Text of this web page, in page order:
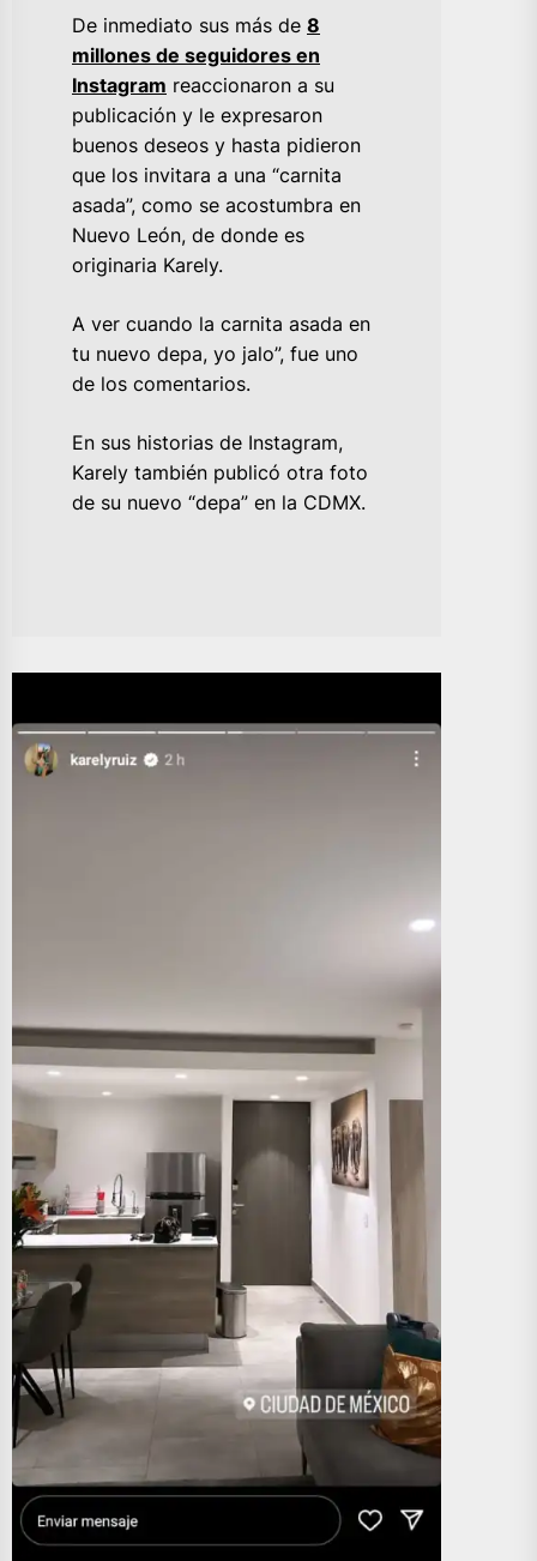
De inmediato sus más de 8
millones de seguidores en
Instagram reaccionaron a su
publicación y le expresaron
buenos deseos y hasta pidieron
que los invitara a una “carnita
asada”, como se acostumbra en
Nuevo León, de donde es
originaria Karely.
A ver cuando la carnita asada en
tu nuevo depa, yo jalo”, fue uno
de los comentarios.
En sus historias de Instagram,
Karely también publicó otra foto
de su nuevo “depa” en la CDMX.